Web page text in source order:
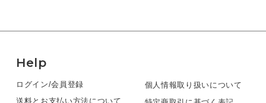
Help
ログイン/会員登録
送料とお支払い方法について
個人情報取り扱いについて